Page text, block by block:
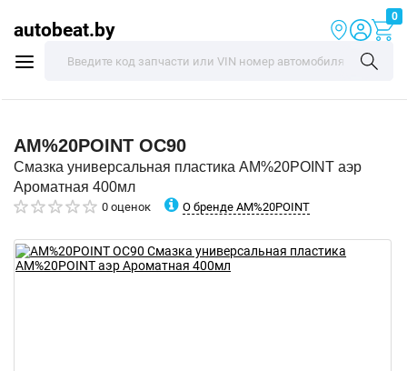
autobeat.by
0
AM%20POINT OC90
Смазка универсальная пластика AM%20POINT аэр
Ароматная 400мл
0 оценок О бренде AM%20POINT